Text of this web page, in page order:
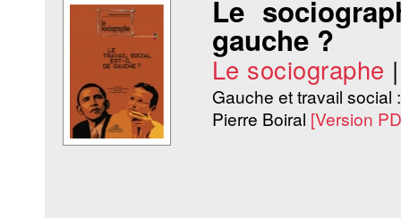
Le
gauche ?
Le sociographe
Gauche et travail social
Pierre Boiral [Version